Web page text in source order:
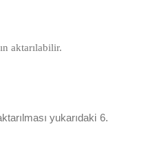
aktarılabilir.
yukarıdaki 6.